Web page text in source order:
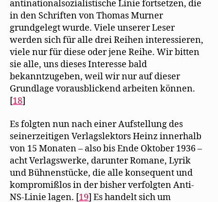
antinationalsozialistische Linie fortsetzen, die
in den Schriften von Thomas Murner
grundgelegt wurde. Viele unserer Leser
werden sich für alle drei Reihen interessieren,
viele nur für diese oder jene Reihe. Wir bitten
sie alle, uns dieses Interesse bald
bekanntzugeben, weil wir nur auf dieser
Grundlage vorausblickend arbeiten können.
[18]
Es folgten nun nach einer Aufstellung des
seinerzeitigen Verlagslektors Heinz innerhalb
von 15 Monaten – also bis Ende Oktober 1936 –
acht Verlagswerke, darunter Romane, Lyrik
und Bühnenstücke, die alle konsequent und
kompromißlos in der bisher verfolgten Anti-
NS-Linie lagen. [19] Es handelt sich um